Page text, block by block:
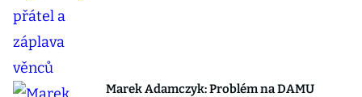
Marek Adamczyk: Problém na DAMU